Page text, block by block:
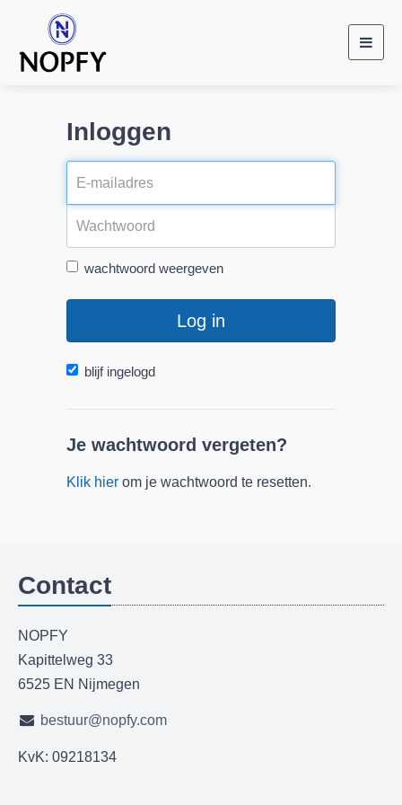
Inloggen
wachtwoord weergeven
Log in
blijf ingelogd
Je wachtwoord vergeten?
Klik hier om je wachtwoord te resetten.
Contact
NOPFY
Kapittelweg 33
6525 EN Nijmegen
bestuur@nopfy.com
KvK: 09218134